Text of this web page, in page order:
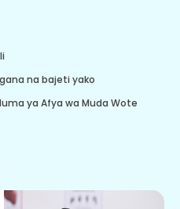
na bajeti yako
ya Afya wa Muda Wote